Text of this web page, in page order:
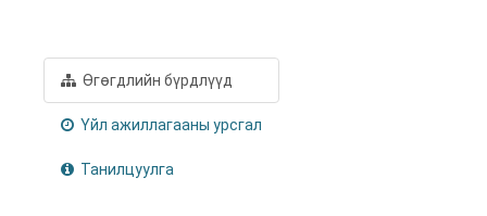
Өгөгдлийн бүрдлүүд
Үйл ажиллагааны урсгал
Танилцуулга